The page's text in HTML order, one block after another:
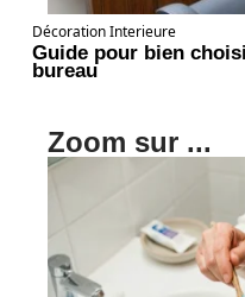
Décoration Interieure
Guide pour bien
bureau
Zoom sur ...